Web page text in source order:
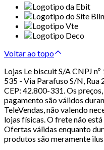
Voltar ao topo
Lojas Le biscuit S/A CNPJ
535 - Via Parafuso S/N, Rua
CEP: 42.800-331. Os
pagamento são válidos
TeleVendas, não valendo
lojas físicas. O frete não
Ofertas válidas enquanto
produtos são meramente